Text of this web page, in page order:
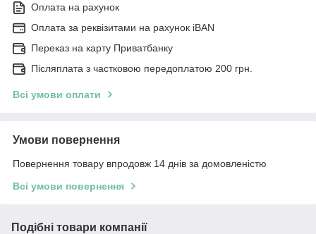
Оплата на рахунок
Оплата за реквізитами на рахунок iBAN
Переказ на карту Приватбанку
Післяплата з частковою передоплатою 200 грн.
Всі умови оплати
Умови повернення
Повернення товару впродовж 14 днів за домовленістю
Всі умови повернення
Подібні товари компанії